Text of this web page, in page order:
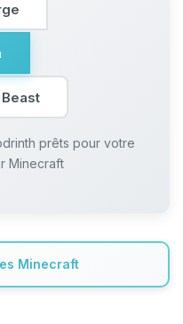
prêts pour votre
Minecraft
Minecraft